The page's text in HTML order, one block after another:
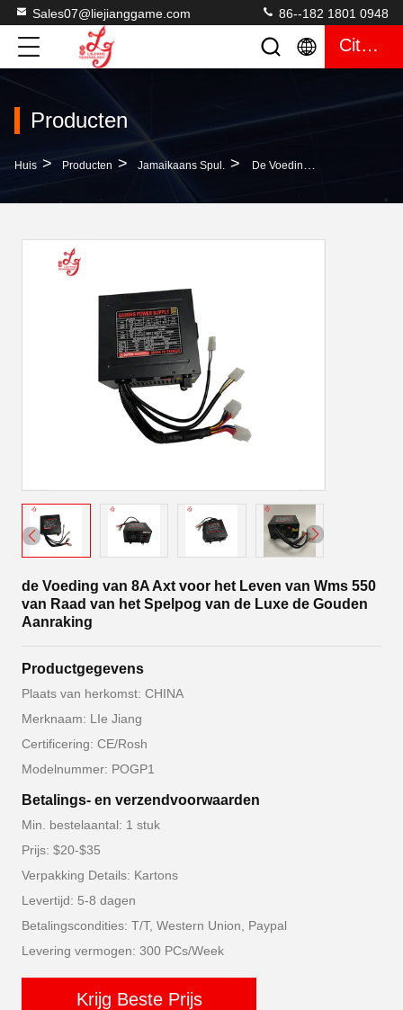
Sales07@liejianggame.com 86--182 1801 0948
Citaat
Producten
Huis > Producten > Jamaikaans Spul. > De Voeding Van 8A Axt Voor Het Leven Van Wms 550 Van Raad Van Het Spelpog Van De Luxe De Gouden Aanraking
de Voeding van 8A Axt voor het Leven van Wms 550
van Raad van het Spelpog van de Luxe de Gouden
Aanraking
Productgegevens
Plaats van herkomst: CHINA
Merknaam: LIe Jiang
Certificering: CE/Rosh
Modelnummer: POGP1
Betalings- en verzendvoorwaarden
Min. bestelaantal: 1 stuk
Prijs: $20-$35
Verpakking Details: Kartons
Levertijd: 5-8 dagen
Betalingscondities: T/T, Western Union, Paypal
Levering vermogen: 300 PCs/Week
Krijg Beste Prijs